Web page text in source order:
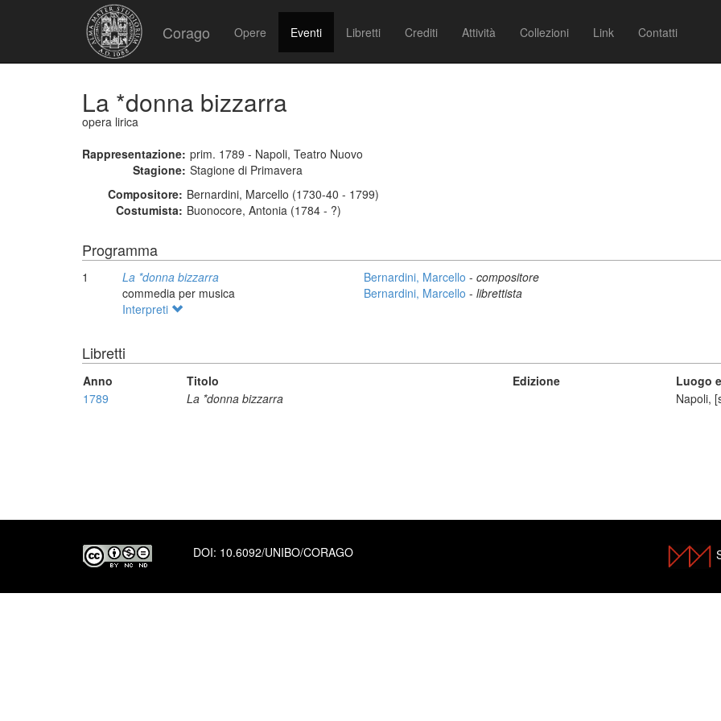
Corago Opere Eventi Libretti Crediti Attività Collezioni Link Contatti
La *donna bizzarra
opera lirica
Rappresentazione: prim. 1789 - Napoli, Teatro Nuovo
Stagione: Stagione di Primavera
Compositore: Bernardini, Marcello (1730-40 - 1799)
Costumista: Buonocore, Antonia (1784 - ?)
Programma
1
La *donna bizzarra
commedia per musica
Bernardini, Marcello - compositore
Bernardini, Marcello - librettista
Interpreti
Libretti
Anno Titolo Edizione
Luogo
1789
La *donna bizzarra Napoli,
DOI: 10.6092/UNIBO/CORAGO